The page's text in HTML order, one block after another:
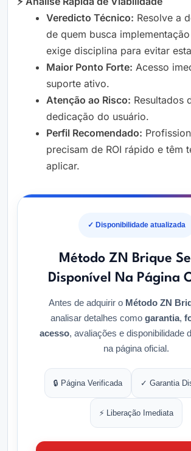
Veredicto Técnico: Resolve a
de quem busca
exige disciplina para evitar
Maior Ponto Forte: Acesso
suporte ativo.
Atenção ao Risco: Resultados
dedicação do usuário.
Perfil Recomendado:
precisam de ROI rápido e têm
aplicar.
✓ Disponibilidade atualizada
Método ZN Brique
Disponível Na Página
Antes de adquirir o Método ZN
analisar detalhes como garantia,
acesso, avaliações e disponibilidade
na página oficial.
🔒 Página Verificada ✓ Garantia
⚡ Liberação Imediata